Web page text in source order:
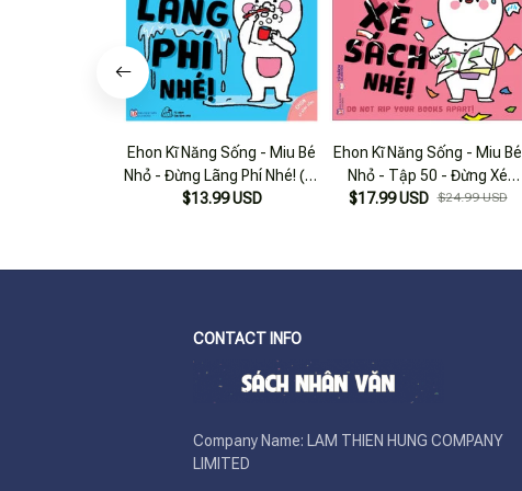
Ehon Kĩ Năng Sống - Miu Bé
Nhỏ - Đừng Lãng Phí Nhé! (từ
1 - 6 Tuổi)
$13.99 USD
Ehon Kĩ Năng Sống - Miu Bé
Nhỏ - Tập 50 - Đừng Xé
Sách Nhé!
$17.99 USD $24.99 USD
CONTACT INFO
Company Name: LAM THIEN HUNG COMPANY
LIMITED